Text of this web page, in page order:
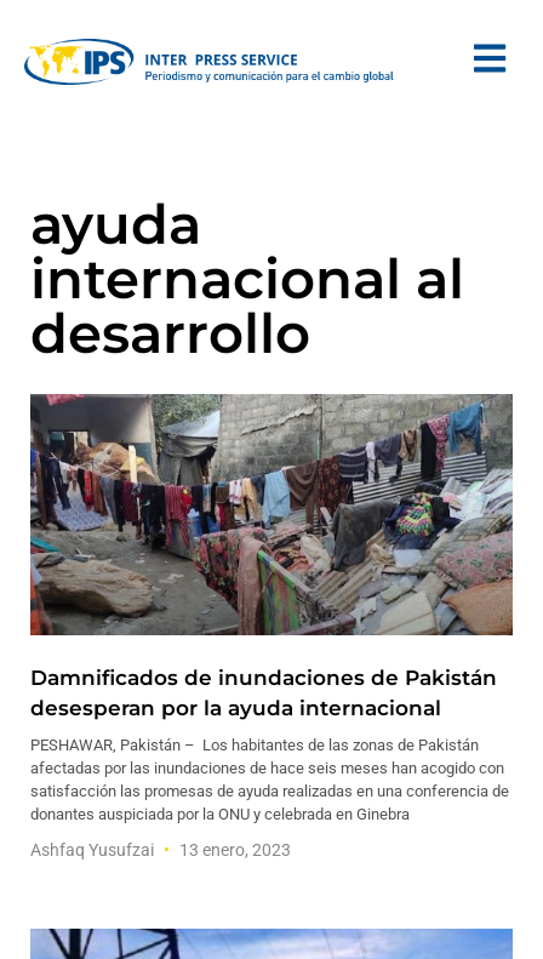
ayuda
internacional al
desarrollo
Damnificados de inundaciones de Pakistán
desesperan por la ayuda internacional
PESHAWAR, Pakistán – Los habitantes de las zonas de Pakistán
afectadas por las inundaciones de hace seis meses han acogido con
satisfacción las promesas de ayuda realizadas en una conferencia de
donantes auspiciada por la ONU y celebrada en Ginebra
Ashfaq Yusufzai 13 enero, 2023